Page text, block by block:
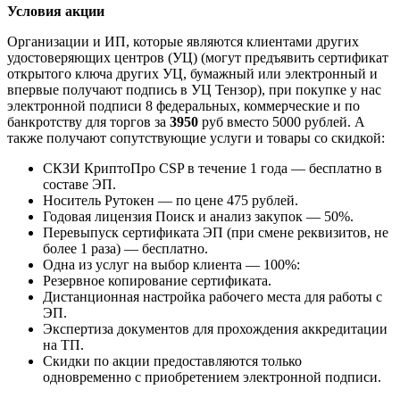
Условия акции
Организации и ИП, которые являются клиентами других
удостоверяющих центров (УЦ) (могут предъявить сертификат
открытого ключа других УЦ, бумажный или электронный и
впервые получают подпись в УЦ Тензор), при покупке у нас
электронной подписи 8 федеральных, коммерческие и по
банкротству для торгов за 3950 руб вместо 5000 рублей. А
также получают сопутствующие услуги и товары со скидкой:
СКЗИ КриптоПро CSP в течение 1 года — бесплатно в
составе ЭП.
Носитель Рутокен — по цене 475 рублей.
Годовая лицензия Поиск и анализ закупок — 50%.
Перевыпуск сертификата ЭП (при смене реквизитов, не
более 1 раза) — бесплатно.
Одна из услуг на выбор клиента — 100%:
Резервное копирование сертификата.
Дистанционная настройка рабочего места для работы с
ЭП.
Экспертиза документов для прохождения аккредитации
на ТП.
Скидки по акции предоставляются только
одновременно с приобретением электронной подписи.